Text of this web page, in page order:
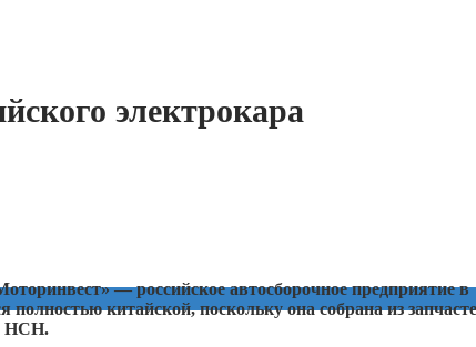
электрокара
— российское автосборочное предприятие в
китайской, поскольку она собрана из
НСН.